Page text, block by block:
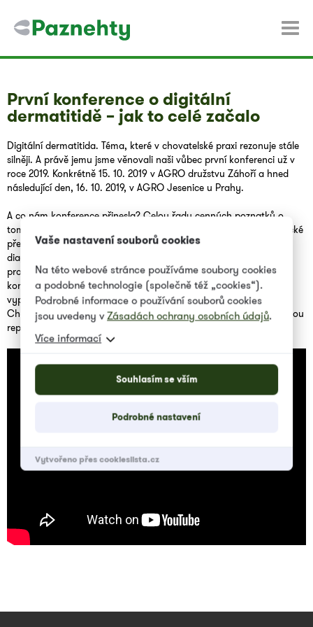
První konference o digitální
dermatitidě – jak to celé začalo
Digitální dermatitida. Téma, které v chovatelské praxi rezonuje stále
silněji. A právě jemu jsme věnovali naši vůbec první konferenci už v
roce 2019. Konkrétně 15. 10. 2019 v AGRO družstvu Záhoří a hned
následující den, 16. 10. 2019, v AGRO Jesenice u Prahy.
A co nám konference přinesla? Celou řadu cenných poznatků o
tomto závažném onemocnění. Asi největším přínosem bylo praktické
předvedení a důkladné proškolení ve scoringu DD a její včasné
diagnostice přímo ve stádě. Účastníci si navíc mohli na vlastní oči
prohlédnout ukázky účinné terapie i prevence – a odnést si tak
konkrétní návody, jak se s digitální dermatitidou skutečně
vypořádat.
Chcete si tu atmosféru připomenout? Připravili jsme pro vás krátkou
reportáž.
Vaše nastavení souborů cookies
Na této webové stránce používáme soubory cookies
a podobné technologie (společně též „cookies“).
Podrobné informace o používání souborů cookies
jsou uvedeny vZásadách ochrany osobních údajů.
Více informací
Souhlasím se vším
Podrobné nastavení
Vytvořeno přes cookieslista.cz